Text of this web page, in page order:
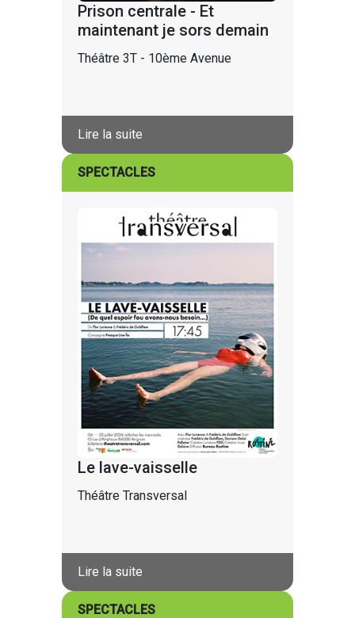
Prison centrale - Et
maintenant je sors demain
Théâtre 3T - 10ème Avenue
Lire la suite
SPECTACLES
Le lave-vaisselle
Théâtre Transversal
Lire la suite
SPECTACLES